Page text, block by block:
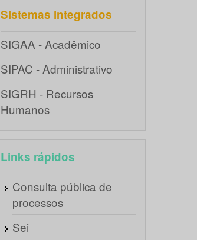
Sistemas integrados
SIGAA - Acadêmico
SIPAC - Administrativo
SIGRH - Recursos
Humanos
Links rápidos
Consulta pública de
processos
Sei